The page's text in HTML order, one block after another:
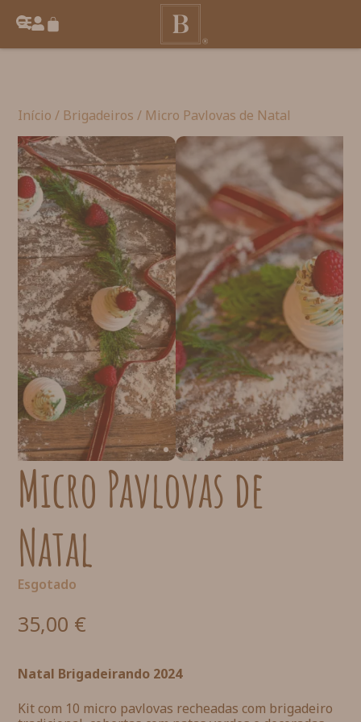
Início / Brigadeiros / Micro Pavlovas de Natal
Micro Pavlovas de
Natal
35,00 €
Natal Brigadeirando 2024
Kit com 10 micro pavlovas recheadas com brigadeiro
Esgotado